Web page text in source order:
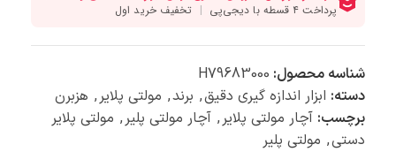
شناسه محصول: H79683000
دسته: ابزار اندازه گیری دقیق, برند, مولتی پلایر, هزبرن
برچسب: آچار مولتی پلایر, آچار مولتی پلیر, مولتی پلایر
دستی, مولتی پلیر